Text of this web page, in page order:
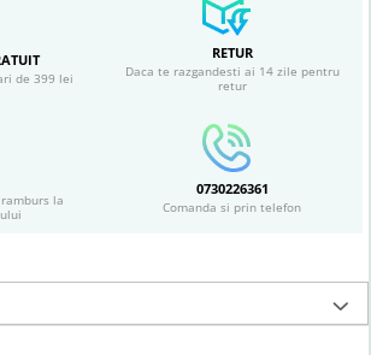
de 399 lei
RETUR
Daca te razgandesti ai 14 zile pentru
retur
la
0730226361
Comanda si prin telefon